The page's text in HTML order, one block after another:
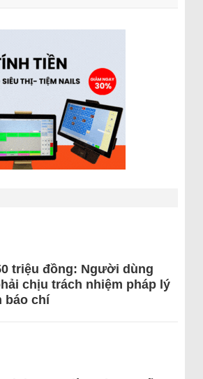
triệu đồng: Người dùng
chịu trách nhiệm pháp lý
báo chí